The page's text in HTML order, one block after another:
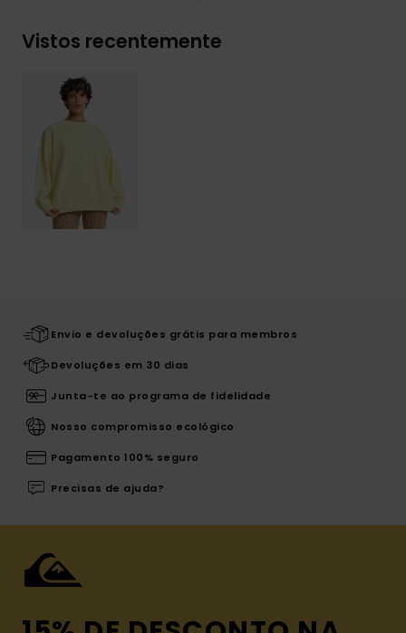
Vistos recentemente
Envio e devoluções grátis para membros
Devoluções em 30 dias
Junta-te ao programa de fidelidade
Nosso compromisso ecológico
Pagamento 100% seguro
Precisas de ajuda?